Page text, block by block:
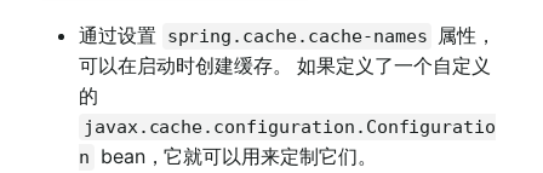
通过设置 spring.cache.cache-names
属性，
可以在启动时创建缓存。 如果定义了一个自定义
的
javax.cache.configuration.Configuratio
n
bean，它就可以用来定制它们。